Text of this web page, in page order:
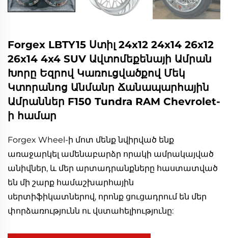
Forgex LBTY15 Ստիլ 24x12 24x14 26x12
26x14 4x4 SUV Ավտոմեքենայի Ամրան
Խորը Եզրով Կառուցվածքով Մեկ
Կտորանոց Անմանր Ճանապարհային
Ամրաններ F150 Tundra RAM Chevrolet-
ի համար
Forgex Wheel-ի մոտ մենք նվիրված ենք
առաջարկել ամենաբարձր որակի ամրակայված
անիվներ, և մեր արտադրանքները հաստատված
են մի շարք համաշխարհային
սերտիֆիկատներով, որոնք ցուցադրում են մեր
փորձառությունն ու վստահելիությունը: